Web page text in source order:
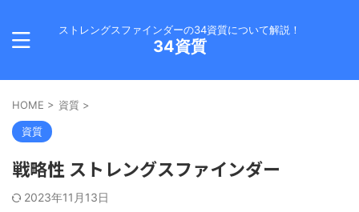
ストレングスファインダーの34資質について解説！
34資質
HOME > 資質 >
資質
戦略性 ストレングスファインダー
2023年11月13日